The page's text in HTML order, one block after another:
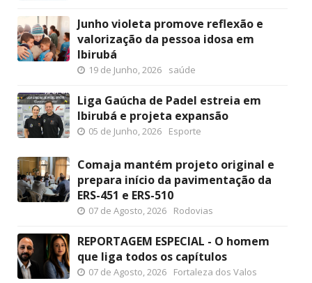
Junho violeta promove reflexão e
valorização da pessoa idosa em
Ibirubá
19 de Junho, 2026 saúde
Liga Gaúcha de Padel estreia em
Ibirubá e projeta expansão
05 de Junho, 2026 Esporte
Comaja mantém projeto original e
prepara início da pavimentação da
ERS-451 e ERS-510
07 de Agosto, 2026 Rodovias
REPORTAGEM ESPECIAL - O homem
que liga todos os capítulos
07 de Agosto, 2026 Fortaleza dos Valos